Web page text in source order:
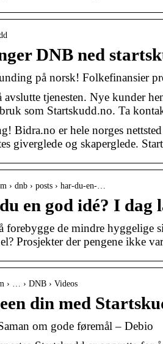
DNB ned
på norsk! Folkefinansier
avslutte tjenesten. Nye kunder
som Startskudd.no. Ta
Bidra.no er hele norges
giverglede og skaperglede.
› dnb › posts › har-du-en-…
en god idé? I dag
de mindre hyggelige
Prosjekter der pengene ikke
› … › DNB › Videos
din med
om gode føremål – Debio